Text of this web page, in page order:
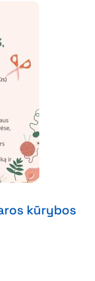
kūrybos